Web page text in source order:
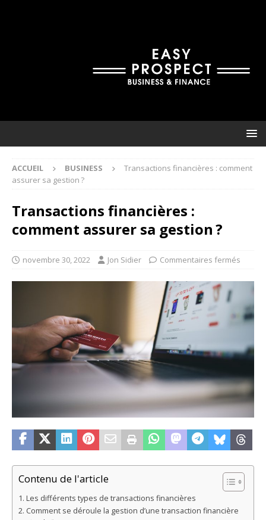
ACCUEIL BUSINESS
Transactions financières : comment
assurer sa gestion ?
Transactions financières :
comment assurer sa gestion ?
novembre 30, 2022 Jon Sidier Commentaires fermés
Contenu de l'article
Les différents types de transactions financières
Comment se déroule la gestion d’une transaction financière